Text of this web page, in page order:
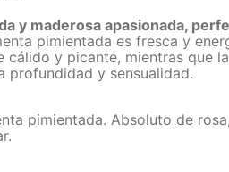
y maderosa apasionada,
pimientada es fresca y
cálido y picante, mientras que
profundidad y sensualidad.
pimientada. Absoluto de